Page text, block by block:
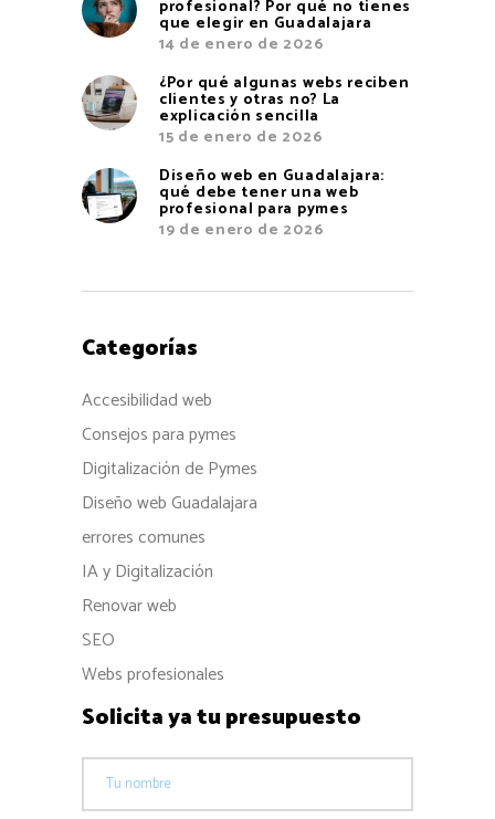
profesional? Por qué no tienes
que elegir en Guadalajara
14 de enero de 2026
¿Por qué algunas webs reciben
clientes y otras no? La
explicación sencilla
15 de enero de 2026
Diseño web en Guadalajara:
qué debe tener una web
profesional para pymes
19 de enero de 2026
Categorías
Accesibilidad web
Consejos para pymes
Digitalización de Pymes
Diseño web Guadalajara
errores comunes
IA y Digitalización
Renovar web
SEO
Webs profesionales
Solicita ya tu presupuesto